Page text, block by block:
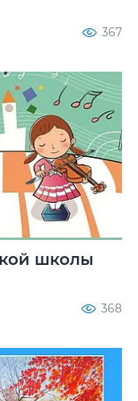
367
школы
368